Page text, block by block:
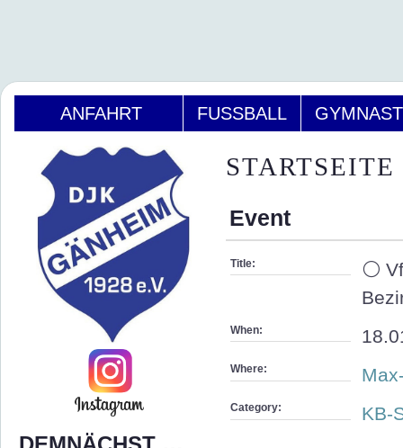
ANFAHRT FUSSBALL
STARTSEITE
Event
Title:
⚪
When:
Where:
Category: KB-